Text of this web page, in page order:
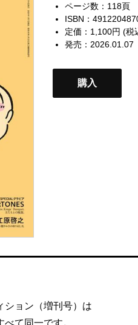
ページ数：118頁
ISBN：
定価：1,100円 (税
発売：2026.01.07
購入
ション（増刊号）は